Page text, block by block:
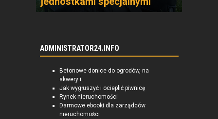
ADMINISTRATOR24.INFO
Betonowe donice do ogrodów, na
skwery i...
Jak wygłuszyć i ocieplić piwnicę
Rynek nieruchomości
Darmowe ebooki dla zarządców
nieruchomości